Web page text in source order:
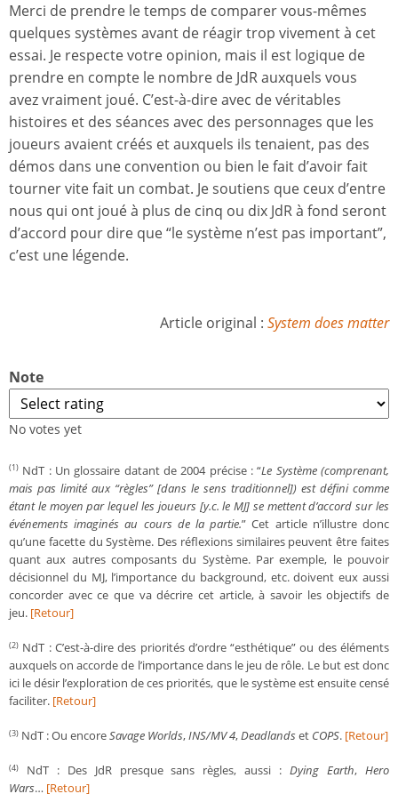
Merci de prendre le temps de comparer vous-mêmes
quelques systèmes avant de réagir trop vivement à cet
essai. Je respecte votre opinion, mais il est logique de
prendre en compte le nombre de JdR auxquels vous
avez vraiment joué. C’est-à-dire avec de véritables
histoires et des séances avec des personnages que les
joueurs avaient créés et auxquels ils tenaient, pas des
démos dans une convention ou bien le fait d’avoir fait
tourner vite fait un combat. Je soutiens que ceux d’entre
nous qui ont joué à plus de cinq ou dix JdR à fond seront
d’accord pour dire que “le système n’est pas important”,
c’est une légende.
Article original : System does matter
Note
No votes yet
(1) NdT : Un glossaire datant de 2004 précise : “Le Système (comprenant,
mais pas limité aux “règles” [dans le sens traditionnel]) est défini comme
étant le moyen par lequel les joueurs [y.c. le MJ] se mettent d’accord sur les
événements imaginés au cours de la partie.” Cet article n’illustre donc
qu’une facette du Système. Des réflexions similaires peuvent être faites
quant aux autres composants du Système. Par exemple, le pouvoir
décisionnel du MJ, l’importance du background, etc. doivent eux aussi
concorder avec ce que va décrire cet article, à savoir les objectifs de
jeu. [Retour]
(2) NdT : C’est-à-dire des priorités d’ordre “esthétique” ou des éléments
auxquels on accorde de l’importance dans le jeu de rôle. Le but est donc
ici le désir l’exploration de ces priorités, que le système est ensuite censé
faciliter. [Retour]
(3) NdT : Ou encoreSavage Worlds,INS/MV 4,Deadlands et COPS. [Retour]
(4) NdT : Des JdR presque sans règles, aussi :Dying Earth,Hero
Wars… [Retour]